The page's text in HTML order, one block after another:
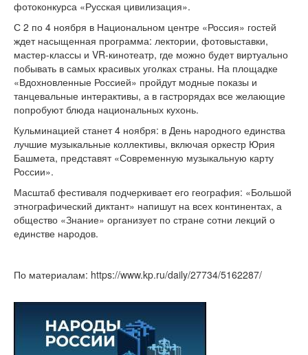
фотоконкурса «Русская цивилизация».
С 2 по 4 ноября в Национальном центре «Россия» гостей
ждет насыщенная программа: лектории, фотовыставки,
мастер-классы и VR-кинотеатр, где можно будет виртуально
побывать в самых красивых уголках страны. На площадке
«Вдохновленные Россией» пройдут модные показы и
танцевальные интерактивы, а в гастрорядах все желающие
попробуют блюда национальных кухонь.
Кульминацией станет 4 ноября: в День народного единства
лучшие музыкальные коллективы, включая оркестр Юрия
Башмета, представят «Современную музыкальную карту
России».
Масштаб фестиваля подчеркивает его география: «Большой
этнографический диктант» напишут на всех континентах, а
общество «Знание» организует по стране сотни лекций о
единстве народов.
По материалам: https://www.kp.ru/daily/27734/5162287/